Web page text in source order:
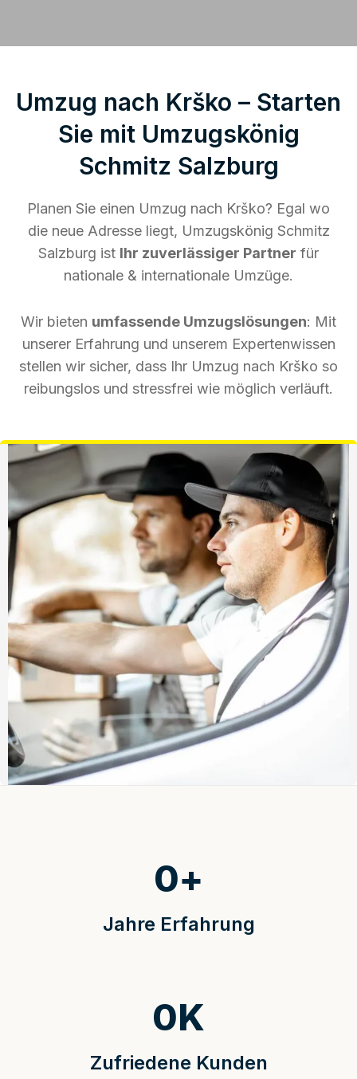
Umzug nach Krško – Starten
Sie mit Umzugskönig
Schmitz Salzburg
Planen Sie einen Umzug nach Krško? Egal wo
die neue Adresse liegt, Umzugskönig Schmitz
Salzburg ist Ihr zuverlässiger Partner für
nationale & internationale Umzüge.
Wir bieten umfassende Umzugslösungen: Mit
unserer Erfahrung und unserem Expertenwissen
stellen wir sicher, dass Ihr Umzug nach Krško so
reibungslos und stressfrei wie möglich verläuft.
Jahre Erfahrung
0+
Zufriedene Kunden
0K